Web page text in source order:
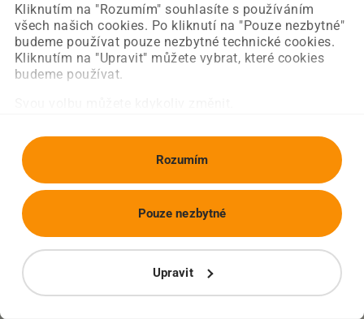
Kliknutím na "Rozumím" souhlasíte s používáním
všech našich cookies. Po kliknutí na "Pouze nezbytné"
budeme používat pouze nezbytné technické cookies.
Kliknutím na "Upravit" můžete vybrat, které cookies
budeme používat.
Rozumím
Upravit
Pouze nezbytné
Obnovit stránku Úvodní strana